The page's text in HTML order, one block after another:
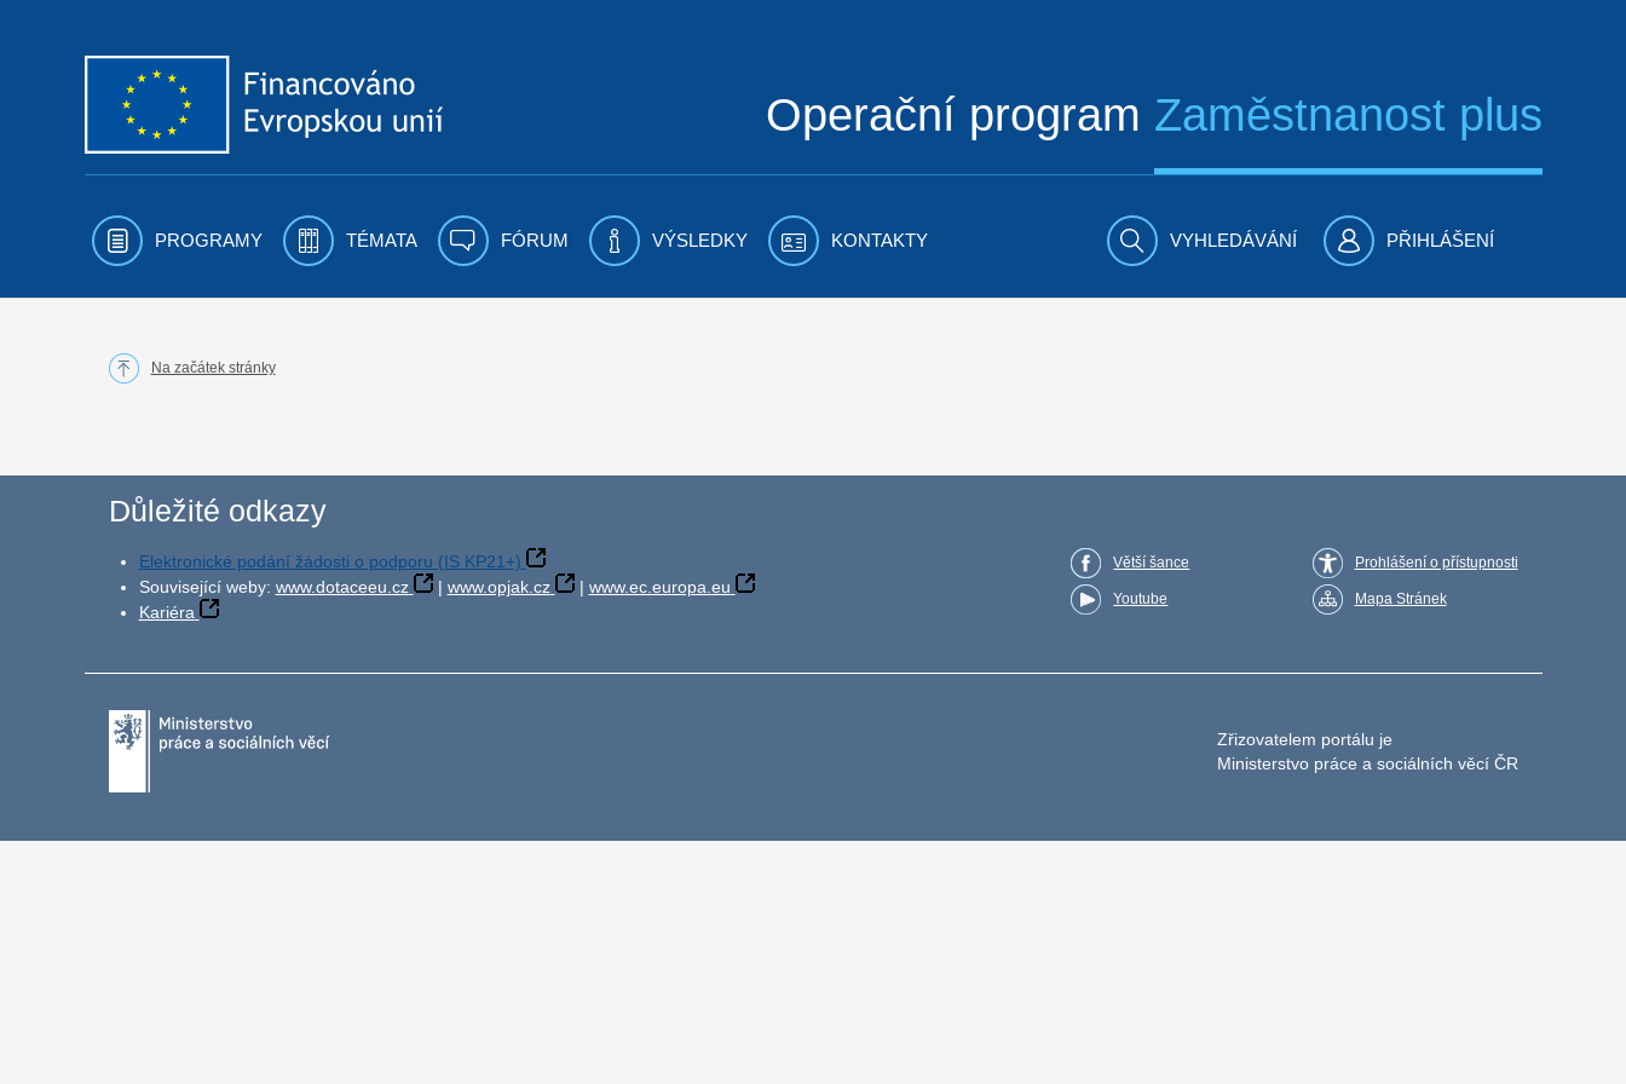
Operační program Zaměstnanost plus
PROGRAMY TÉMATA FÓRUM VÝSLEDKY KONTAKTY VYHLEDÁVÁNÍ PŘIHLÁŠENÍ
Na začátek stránky
Důležité odkazy
Elektronické podání žádosti o podporu (IS KP21+)
Související weby: www.dotaceeu.cz | www.opjak.cz | www.ec.europa.eu
Kariéra
Větší šance
Youtube
Prohlášení o přístupnosti
Mapa Stránek
Zřizovatelem portálu je
Ministerstvo práce a sociálních věcí ČR